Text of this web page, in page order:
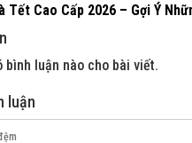
Tết Cao Cấp 2026 – Gợi Ý
bình luận nào cho bài viết.
luận